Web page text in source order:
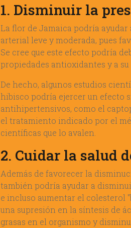
1. Disminuir la
La flor de Jamaica podría
arterial leve y moderada, pues
Se cree que este efecto podría
propiedades antioxidantes y a
De hecho, algunos estudios
hibisco podría ejercer un efecto
antihipertensivos, como el
el tratamiento indicado por el
científicas que lo avalen.
2. Cuidar la salud
Además de favorecer la
también podría ayudar a
e incluso aumentar el colesterol
una supresión en la síntesis de
grasas en el organismo y